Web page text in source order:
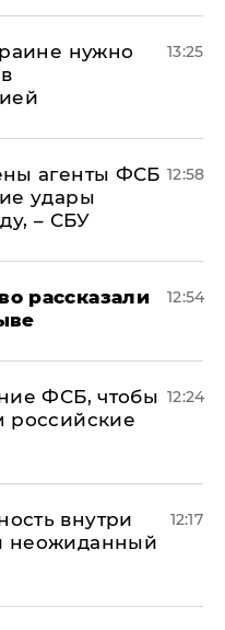
нужно
13:25
агенты ФСБ
удары
– СБУ
12:58
рассказали
12:54
ФСБ, чтобы
российские
12:24
внутри
неожиданный
12:17